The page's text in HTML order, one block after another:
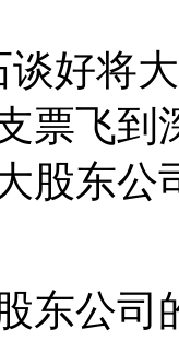
谈好将
票飞到
股东公
东公司